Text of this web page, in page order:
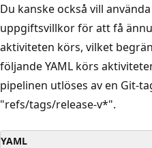
Du kanske också vill
uppgiftsvillkor för att få
aktiviteten körs, vilket
följande YAML körs
pipelinen utlöses av en Git-
"refs/tags/release-v*".
YAML